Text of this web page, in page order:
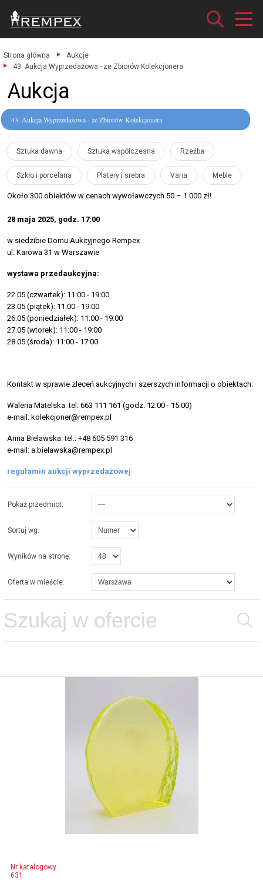
Strona główna
Aukcje
43. Aukcja Wyprzedażowa - ze Zbiorów Kolekcjonera
Aukcja
43. Aukcja Wyprzedażowa - ze Zbiorów Kolekcjonera
Sztuka dawna Sztuka współczesna Rzeźba
Szkło i porcelana Platery i srebra Varia Meble
Około 300 obiektów w cenach wywoławczych 50 – 1 000 zł!
28 maja 2025, godz. 17:00
w siedzibie Domu Aukcyjnego Rempex
ul. Karowa 31 w Warszawie
wystawa przedaukcyjna:
22.05 (czwartek): 11:00 - 19:00
23.05 (piątek): 11:00 - 19:00
26.05 (poniedziałek): 11:00 - 19:00
27.05 (wtorek): 11:00 - 19:00
28.05 (środa): 11:00 - 17:00
Kontakt w sprawie zleceń aukcyjnych i szerszych informacji o obiektach:
Waleria Matelska: tel. 663 111 161 (godz. 12:00 - 15:00)
e-mail: kolekcjoner@rempex.pl
Anna Bielawska: tel.: +48 605 591 316
e-mail: a.bielawska@rempex.pl
regulamin aukcji wyprzedażowej
Pokaż przedmiot:
Sortuj wg:
Wyników na stronę:
Oferta w mieście:
Nr katalogowy
631